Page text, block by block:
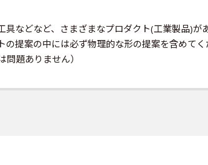
などなど、さまざまなプロダクト(工業製品)が
提案の中には必ず物理的な形の提案を含めて
題ありません）